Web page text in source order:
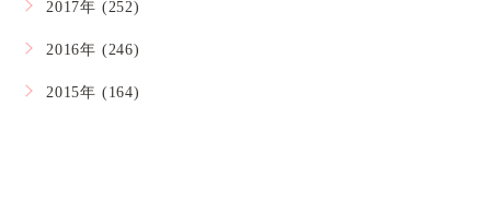
2017年 (252)
2016年 (246)
2015年 (164)